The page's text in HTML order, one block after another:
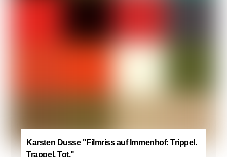
Karsten Dusse "Filmriss auf Immenhof: Trippel.
Trappel. Tot."